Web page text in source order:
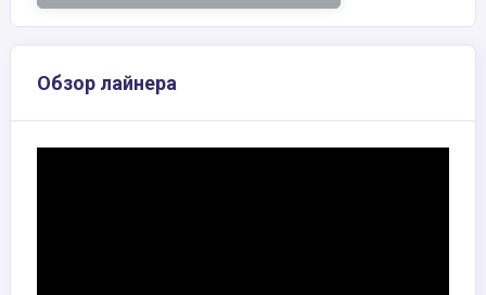
Обзор лайнера